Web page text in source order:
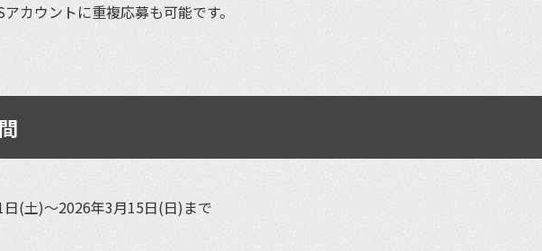
カウントに重複応募も可能です。
(土)〜2026年3月15日(日)まで